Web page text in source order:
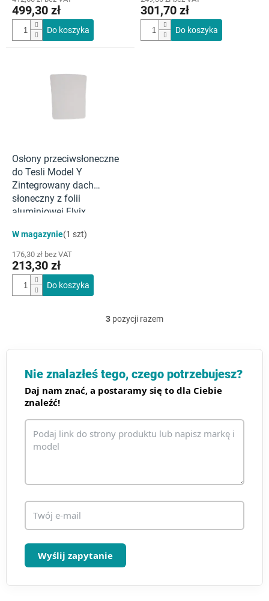
499,30 zł
Do koszyka
301,70 zł
Do koszyka
Osłony przeciwsłoneczne
do Tesli Model Y
Zintegrowany dach
słoneczny z folii
aluminiowej Elvix
W magazynie(1 szt)
176,30 zł bez VAT
213,30 zł
Do koszyka
K
n
r
o
l
i
3 pozycji razem
Nie znalazłeś tego, czego potrzebujesz?
Daj nam znać, a postaramy się to dla Ciebie
znaleźć!
Wyślij zapytanie